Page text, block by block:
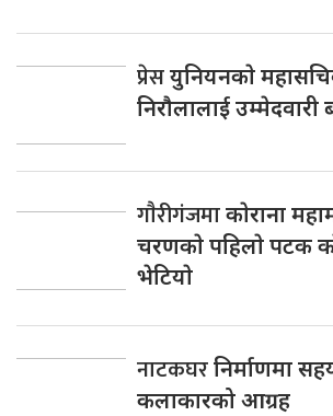
प्रेसयुनियनकाे
निराैलालाई उम्मेदवारी
गाैरीगंजमाकाेराना
चरणकाे पहिलाे पटक
भेटियाे
नाटकघरनिर्माणमा
कलाकारको आग्रह